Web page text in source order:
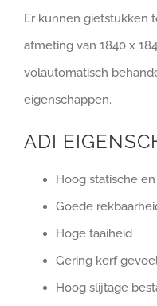
Er kunnen gietstukken
afmeting van 1840 x
volautomatisch
eigenschappen.
ADI
Hoog statische
Goede
Hoge taaiheid
Gering kerf
Hoog slijtage